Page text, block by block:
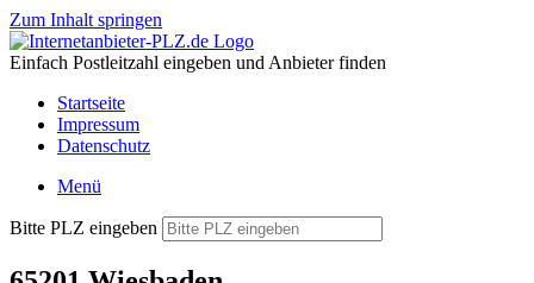
Zum Inhalt springen
Einfach Postleitzahl eingeben und Anbieter finden
Startseite
Impressum
Datenschutz
Menü
Bitte PLZ eingeben